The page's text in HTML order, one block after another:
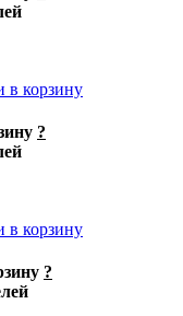
в корзину
?
в корзину
?